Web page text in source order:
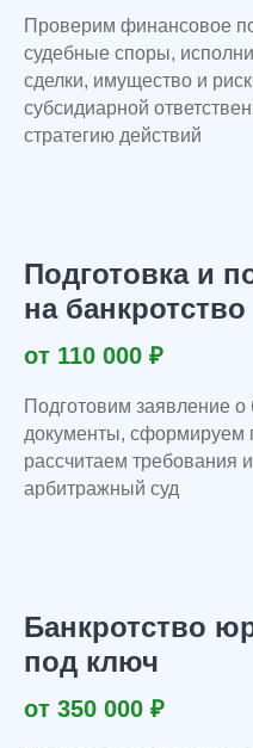
Проверим финансовое
судебные споры,
сделки, имущество и
субсидиарной
стратегию действий
Подготовка и
на банкротство
от 110 000 ₽
Подготовим заявление о
документы, сформируем
рассчитаем требования
арбитражный суд
Банкротство
под ключ
от 350 000 ₽
направлениям, в которых
на 100%. Опыт по данным
направлениям услуг
основе несколько тысяч
клиентов.
Рейтинги